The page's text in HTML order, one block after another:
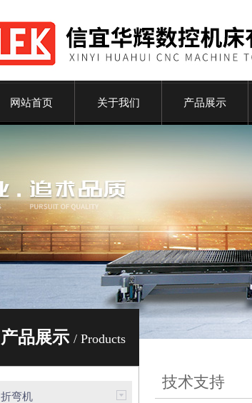
网站首页 关于我们 产品展示
产品展示/ Products
折弯机
技术支持